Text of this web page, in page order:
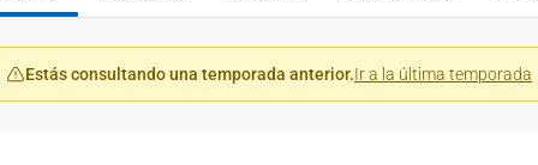
Estás consultando una temporada anterior.Ir a la última temporada